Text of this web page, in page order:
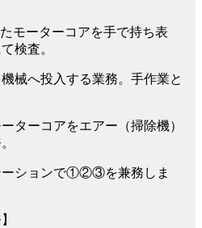
モーターコアを手で持ち表
検査。
械へ投入する業務。手作業と
ターコアをエアー（掃除機）
ーションで①②③を兼務しま